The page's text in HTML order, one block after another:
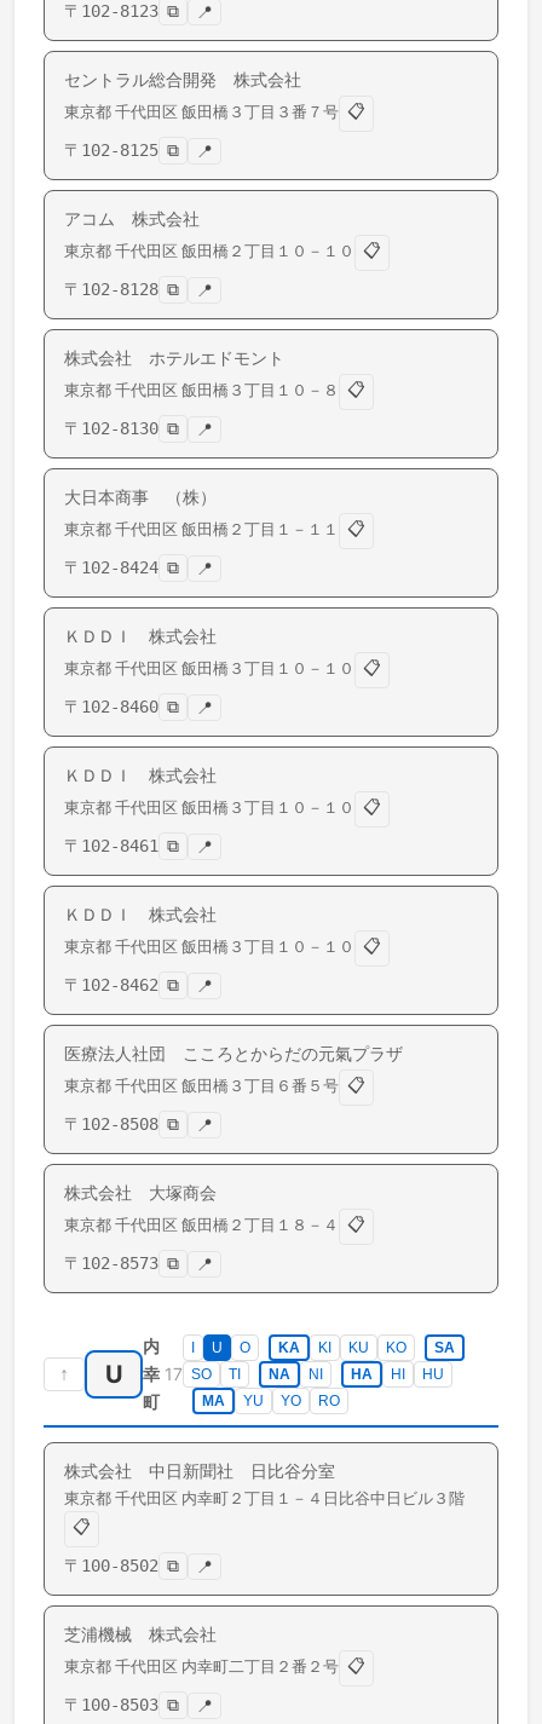
〒 102-8123 ⧉ 📍
セントラル総合開発 株式会社
東京都 千代田区 飯田橋 ３丁目３番７号 📋
〒 102-8125 ⧉ 📍
アコム 株式会社
東京都 千代田区 飯田橋 ２丁目１０－１０
📋
〒 102-8128 ⧉ 📍
株式会社 ホテルエドモント
東京都 千代田区 飯田橋 ３丁目１０－８
📋
〒 102-8130 ⧉ 📍
大日本商事 （株）
東京都 千代田区 飯田橋 ２丁目１－１１
📋
〒 102-8424 ⧉ 📍
ＫＤＤＩ 株式会社
東京都 千代田区 飯田橋 ３丁目１０－１０
📋
〒 102-8460 ⧉ 📍
ＫＤＤＩ 株式会社
東京都 千代田区 飯田橋 ３丁目１０－１０
📋
〒 102-8461 ⧉ 📍
ＫＤＤＩ 株式会社
東京都 千代田区 飯田橋 ３丁目１０－１０
📋
〒 102-8462 ⧉ 📍
医療法人社団 こころとからだの元氣プラザ
東京都 千代田区 飯田橋 ３丁目６番５号 📋
〒 102-8508 ⧉ 📍
株式会社 大塚商会
東京都 千代田区 飯田橋 ２丁目１８－４
📋
〒 102-8573 ⧉ 📍
↑ U
内
幸
町
17
I U O KA KI KU KO
SA
SO
TI NA NI HA HI
HU
MA
YU YO RO
株式会社 中日新聞社 日比谷分室
東京都 千代田区 内幸町 ２丁目１－４日比谷中日ビル３階
📋
〒 100-8502 ⧉ 📍
芝浦機械 株式会社
東京都 千代田区 内幸町二丁目２番２号 📋
〒 100-8503 ⧉ 📍